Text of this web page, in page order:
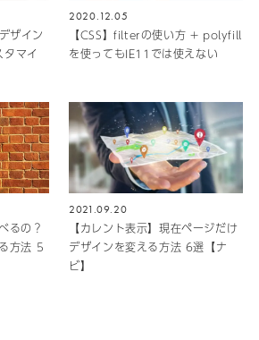
ザイン
マイ
2020.12.05
【CSS】filterの使い方 + polyfill
を使ってもIE11では使えない
るの？
方法 5
2021.09.20
【カレント表示】現在ページだけ
デザインを変える方法 6選【ナ
ビ】